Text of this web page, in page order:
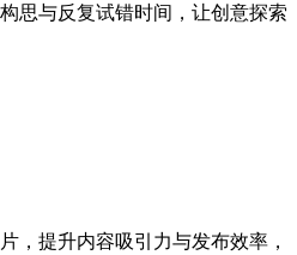
思与反复试错时间，让创意探索
，提升内容吸引力与发布效率，